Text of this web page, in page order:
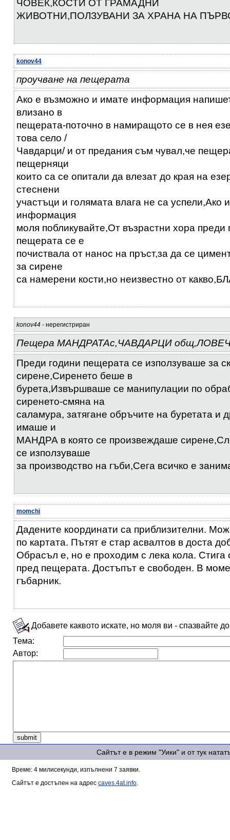
ЧОВЕК,КОСТИ ОТ ГРАМАДНИ
ЖИВОТНИ,ПОЛЗУВАНИ ЗА ХРАНА НА
konov44
проучване на пещерата
Ако е възможно и имате информация
влизано в
пещерата-поточно в намиращото се в нея
това село /
Чавдарци/ и от предания съм чувал,че
пещерняци
които са се опитали да влезат до края на
стеснени
участъци и голямата влага не са успели,Ако
информация
моля побликувайте,От възрастни хора преди
пещерата се е
почиствала от нанос на пръст,за да се
за сирене
са намерени кости,но неизвестно от
konov44 - нерегистриран
Пещера МАНДРАТАс,ЧАВДАРЦИ
Преди години пещерата се използуваше за
сирене,Сиренето беше в
бурета,Извършваше се манипулации по
сиренето-смяна на
саламура, затягане обръчите на буретата и
имаше и
МАНДРА в която се произвеждаше
се използуваше
за производство на гъби,Сега всичко е
momchi
Дадените координати са приблизителни.
по картата. Пътят е стар асвалтов в доста
Обрасъл е, но е проходим с лека кола. Стига
пред пещерата. Достъпът е свободен. В
гъбарник.
Добавете каквото искате, но моля ви - спазвайте
Тема:
Автор:
Сайтът е в режим "Уики" и от тук
Време: 4 милисекунди, изпълнени 7 заявки.
Сайтът е достъпен на адрес caves.4at.info.